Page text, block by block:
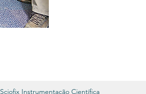
Sciofix Instrumentação Científica